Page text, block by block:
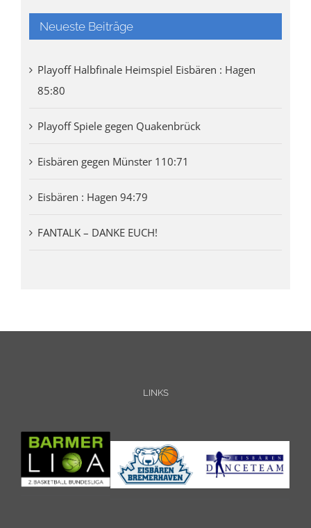
Neueste Beiträge
Playoff Halbfinale Heimspiel Eisbären : Hagen
85:80
Playoff Spiele gegen Quakenbrück
Eisbären gegen Münster 110:71
Eisbären : Hagen 94:79
FANTALK – DANKE EUCH!
LINKS